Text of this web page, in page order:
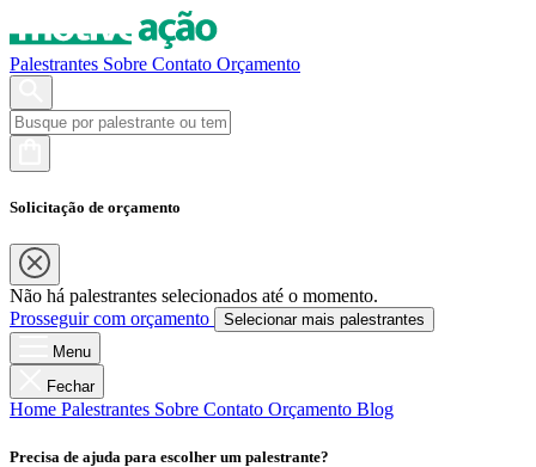
Palestrantes Sobre Contato Orçamento
Solicitação de orçamento
Não há palestrantes selecionados até o momento.
Prosseguir com orçamento
Selecionar mais palestrantes
Menu
Fechar
Home Palestrantes Sobre Contato Orçamento Blog
Precisa de ajuda para escolher um palestrante?